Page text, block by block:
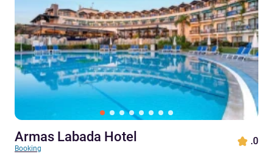
Armas Labada Hotel
Booking
.0